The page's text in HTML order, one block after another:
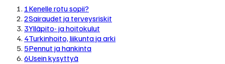
1Kenelle rotu sopii?
2Sairaudet ja terveysriskit
3Ylläpito- ja hoitokulut
4Turkinhoito, liikunta ja arki
5Pennut ja hankinta
6Usein kysyttyä